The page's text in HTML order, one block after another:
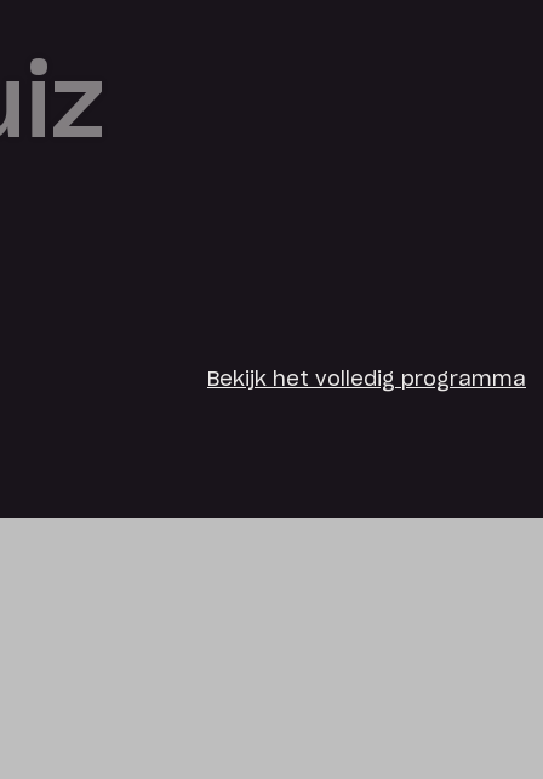
Bekijk het volledig programma